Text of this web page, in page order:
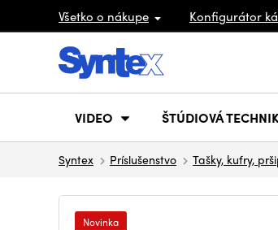
Všetko o nákupe Konfigurátor
VIDEO ŠTÚDIOVÁ
Syntex Príslušenstvo Tašky, kufry,
Novinka